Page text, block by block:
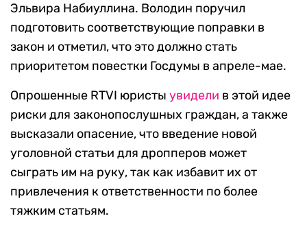
Эльвира Набиуллина. Володин поручил
подготовить соответствующие поправки в
закон и отметил, что это должно стать
приоритетом повестки Госдумы в апреле-мае.
Опрошенные RTVI юристы увидели в этой идее
риски для законопослушных граждан, а также
высказали опасение, что введение новой
уголовной статьи для дропперов может
сыграть им на руку, так как избавит их от
привлечения к ответственности по более
тяжким статьям.